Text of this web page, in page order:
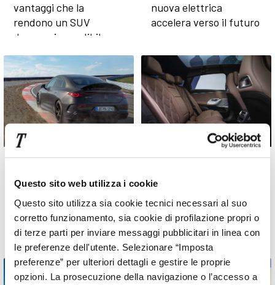
Questo sito web utilizza i cookie
Questo sito utilizza sia cookie tecnici necessari al suo
corretto funzionamento, sia cookie di profilazione propri o
di terze parti per inviare messaggi pubblicitari in linea con
le preferenze dell'utente. Selezionare “Imposta
preferenze” per ulteriori dettagli e gestire le proprie
opzioni. La prosecuzione della navigazione o l’accesso a
vantaggi che la
rendono un SUV
davvero imperdibile
nuova elettrica
accelera verso il futuro
Mercedes-AMG CLA 45
Driving Performance
cambia era
Nuova Classe C 2026:
cui la nuova Mercedes
elettrica rivoluziona il
segmento